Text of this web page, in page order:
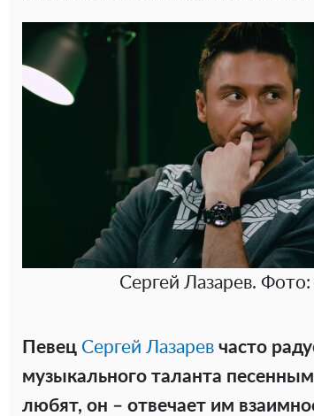
Сергей Лазарев.
Певец Сергей Лазарев часто
музыкального таланта
любят, он – отвечает им